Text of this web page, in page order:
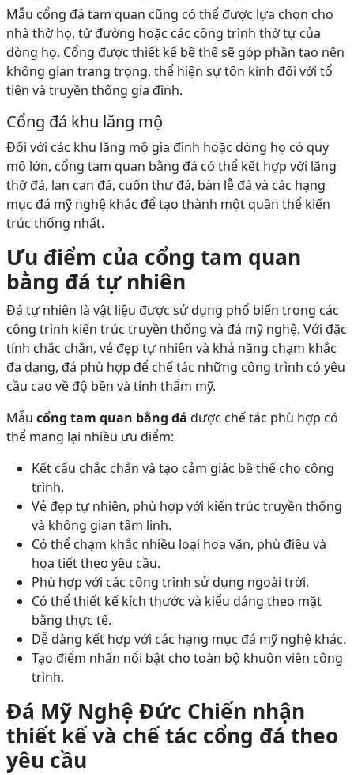
Mẫu cổng đá tam quan cũng có thể được lựa chọn cho
nhà thờ họ, từ đường hoặc các công trình thờ tự của
dòng họ. Cổng được thiết kế bề thế sẽ góp phần tạo nên
không gian trang trọng, thể hiện sự tôn kính đối với tổ
tiên và truyền thống gia đình.
Cổng đá khu lăng mộ
Đối với các khu lăng mộ gia đình hoặc dòng họ có quy
mô lớn, cổng tam quan bằng đá có thể kết hợp với lăng
thờ đá, lan can đá, cuốn thư đá, bàn lễ đá và các hạng
mục đá mỹ nghệ khác để tạo thành một quần thể kiến
trúc thống nhất.
Ưu điểm của cổng tam quan
bằng đá tự nhiên
Đá tự nhiên là vật liệu được sử dụng phổ biến trong các
công trình kiến trúc truyền thống và đá mỹ nghệ. Với đặc
tính chắc chắn, vẻ đẹp tự nhiên và khả năng chạm khắc
đa dạng, đá phù hợp để chế tác những công trình có yêu
cầu cao về độ bền và tính thẩm mỹ.
Mẫu cổng tam quan bằng đá được chế tác phù hợp có
thể mang lại nhiều ưu điểm:
Kết cấu chắc chắn và tạo cảm giác bề thế cho công
trình.
Vẻ đẹp tự nhiên, phù hợp với kiến trúc truyền thống
và không gian tâm linh.
Có thể chạm khắc nhiều loại hoa văn, phù điêu và
họa tiết theo yêu cầu.
Phù hợp với các công trình sử dụng ngoài trời.
Có thể thiết kế kích thước và kiểu dáng theo mặt
bằng thực tế.
Dễ dàng kết hợp với các hạng mục đá mỹ nghệ khác.
Tạo điểm nhấn nổi bật cho toàn bộ khuôn viên công
trình.
Đá Mỹ Nghệ Đức Chiến nhận
thiết kế và chế tác cổng đá theo
yêu cầu